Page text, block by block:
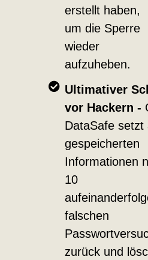
erstellt haben,
um die Sperre
wieder
aufzuheben.
Ultimativer
vor Hackern -
DataSafe setzt
gespeicherten
Informationen
10
falschen
zurück und